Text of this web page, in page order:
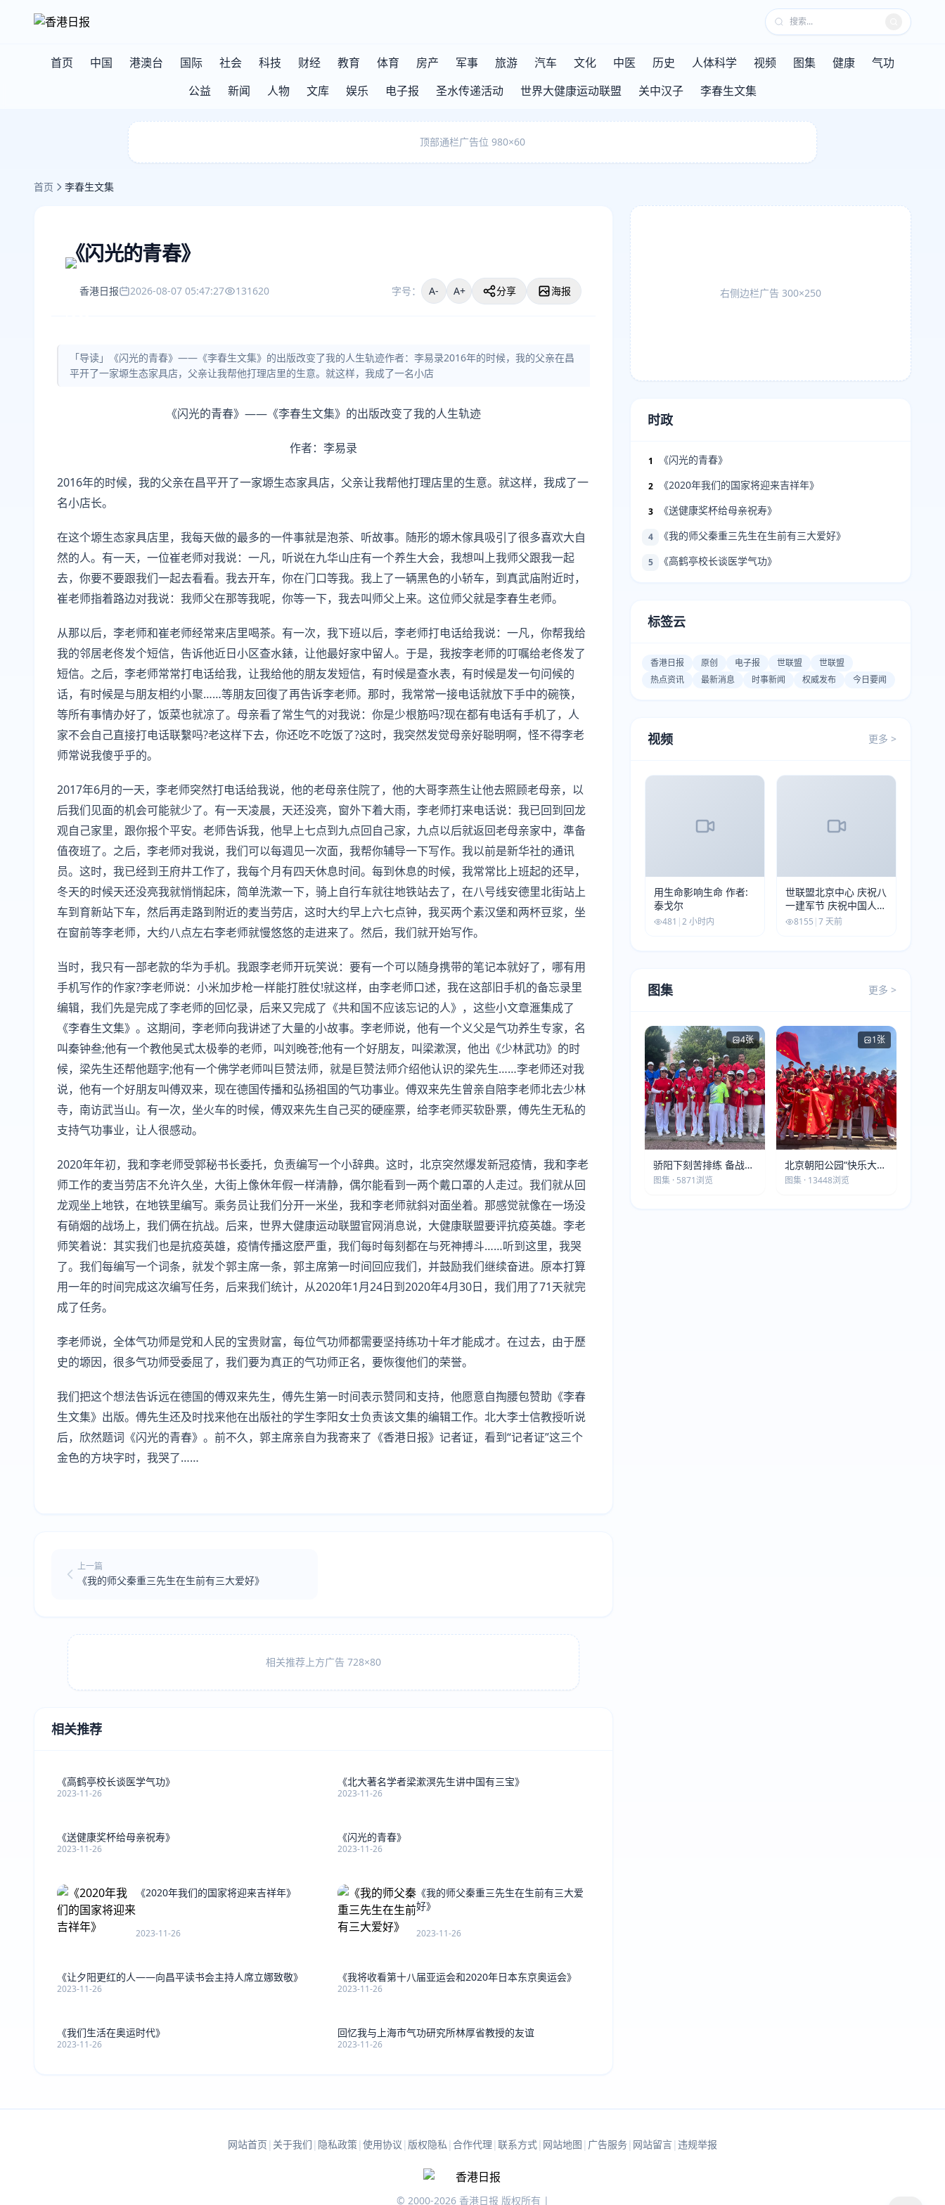
首页 中国 港澳台 国际 社会 科技 财经 教育 体育 房产 军事 旅游 汽车 文化 中医 历史 人体科学 视频 图集 健康
气功
公益
新闻 人物 文库 娱乐 电子报 圣水传递活动 世界大健康运动联盟 关中汉子 李春生文集
顶部通栏广告位 980×60
首页 李春生文集
《闪光的青春》
香港日报 2026-08-07 05:47:27 131620 字号： A- A+ 分享 海报
「导读」《闪光的青春》——《李春生文集》的出版改变了我的人生轨迹作者：李易录2016年的时候，我的父亲在昌
平开了一家塬生态家具店，父亲让我帮他打理店里的生意。就这样，我成了一名小店
《闪光的青春》——《李春生文集》的出版改变了我的人生轨迹
作者：李易录
2016年的时候，我的父亲在昌平开了一家塬生态家具店，父亲让我帮他打理店里的生意。就这样，我成了一
名小店长。
在这个塬生态家具店里，我每天做的最多的一件事就是泡茶、听故事。随形的塬木傢具吸引了很多喜欢大自
然的人。有一天，一位崔老师对我说：一凡，听说在九华山庄有一个养生大会，我想叫上我师父跟我一起
去，你要不要跟我们一起去看看。我去开车，你在门口等我。我上了一辆黑色的小轿车，到真武庙附近时，
崔老师指着路边对我说：我师父在那等我呢，你等一下，我去叫师父上来。这位师父就是李春生老师。
从那以后，李老师和崔老师经常来店里喝茶。有一次，我下班以后，李老师打电话给我说：一凡，你帮我给
我的邻居老佟发个短信，告诉他近日小区查水錶，让他最好家中留人。于是，我按李老师的叮嘱给老佟发了
短信。之后，李老师常常打电话给我，让我给他的朋友发短信，有时候是查水表，有时候是发一句问候的
话，有时候是与朋友相约小聚……等朋友回復了再告诉李老师。那时，我常常一接电话就放下手中的碗筷，
等所有事情办好了，饭菜也就凉了。母亲看了常生气的对我说：你是少根筋吗?现在都有电话有手机了，人
家不会自己直接打电话联繫吗?老这样下去，你还吃不吃饭了?这时，我突然发觉母亲好聪明啊，怪不得李老
师常说我傻乎乎的。
2017年6月的一天，李老师突然打电话给我说，他的老母亲住院了，他的大哥李燕生让他去照顾老母亲，以
后我们见面的机会可能就少了。有一天凌晨，天还没亮，窗外下着大雨，李老师打来电话说：我已回到回龙
观自己家里，跟你报个平安。老师告诉我，他早上七点到九点回自己家，九点以后就返回老母亲家中，準备
值夜班了。之后，李老师对我说，我们可以每週见一次面，我帮你辅导一下写作。我以前是新华社的通讯
员。这时，我已经到王府井工作了，我每个月有四天休息时间。每到休息的时候，我常常比上班起的还早，
冬天的时候天还没亮我就悄悄起床，简单洗漱一下，骑上自行车就往地铁站去了，在八号线安德里北街站上
车到育新站下车，然后再走路到附近的麦当劳店，这时大约早上六七点钟，我买两个素汉堡和两杯豆浆，坐
在窗前等李老师，大约八点左右李老师就慢悠悠的走进来了。然后，我们就开始写作。
当时，我只有一部老款的华为手机。我跟李老师开玩笑说：要有一个可以随身携带的笔记本就好了，哪有用
手机写作的作家?李老师说：小米加步枪一样能打胜仗!就这样，由李老师口述，我在这部旧手机的备忘录里
编辑，我们先是完成了李老师的回忆录，后来又完成了《共和国不应该忘记的人》，这些小文章滙集成了
《李春生文集》。这期间，李老师向我讲述了大量的小故事。李老师说，他有一个义父是气功养生专家，名
叫秦钟叁;他有一个教他吴式太极拳的老师，叫刘晚苍;他有一个好朋友，叫梁漱溟，他出《少林武功》的时
候，梁先生还帮他题字;他有一个佛学老师叫巨赞法师，就是巨赞法师介绍他认识的梁先生……李老师还对我
说，他有一个好朋友叫傅双来，现在德国传播和弘扬祖国的气功事业。傅双来先生曾亲自陪李老师北去少林
寺，南访武当山。有一次，坐火车的时候，傅双来先生自己买的硬座票，给李老师买软卧票，傅先生无私的
支持气功事业，让人很感动。
2020年年初，我和李老师受郭秘书长委托，负责编写一个小辞典。这时，北京突然爆发新冠疫情，我和李老
师工作的麦当劳店不允许久坐，大街上像休年假一样清静，偶尔能看到一两个戴口罩的人走过。我们就从回
龙观坐上地铁，在地铁里编写。乘务员让我们分开一米坐，我和李老师就斜对面坐着。那感觉就像在一场没
有硝烟的战场上，我们俩在抗战。后来，世界大健康运动联盟官网消息说，大健康联盟要评抗疫英雄。李老
师笑着说：其实我们也是抗疫英雄，疫情传播这麽严重，我们每时每刻都在与死神搏斗……听到这里，我哭
了。我们每编写一个词条，就发个郭主席一条，郭主席第一时间回应我们，并鼓励我们继续奋进。原本打算
用一年的时间完成这次编写任务，后来我们统计，从2020年1月24日到2020年4月30日，我们用了71天就完
成了任务。
李老师说，全体气功师是党和人民的宝贵财富，每位气功师都需要坚持练功十年才能成才。在过去，由于歷
史的塬因，很多气功师受委屈了，我们要为真正的气功师正名，要恢復他们的荣誉。
我们把这个想法告诉远在德国的傅双来先生，傅先生第一时间表示赞同和支持，他愿意自掏腰包赞助《李春
生文集》出版。傅先生还及时找来他在出版社的学生李阳女士负责该文集的编辑工作。北大李士信教授听说
后，欣然题词《闪光的青春》。前不久，郭主席亲自为我寄来了《香港日报》记者证，看到“记者证”这三个
金色的方块字时，我哭了……
上一篇
《我的师父秦重三先生在生前有三大爱好》
相关推荐上方广告 728×80
相关推荐
《高鹤亭校长谈医学气功》
2023-11-26
《北大著名学者梁漱溟先生讲中国有三宝》
2023-11-26
《送健康奖杯给母亲祝寿》
2023-11-26
《闪光的青春》
2023-11-26
《2020年我们的国家将迎来吉祥年》
2023-11-26
《我的师父秦重三先生在生前有三大爱
好》
2023-11-26
《让夕阳更红的人――向昌平读书会主持人席立娜致敬》
2023-11-26
《我将收看第十八届亚运会和2020年日本东京奥运会》
2023-11-26
《我们生活在奥运时代》
2023-11-26
回忆我与上海市气功研究所林厚省教授的友谊
2023-11-26
右侧边栏广告 300×250
时政
1 《闪光的青春》
2 《2020年我们的国家将迎来吉祥年》
3 《送健康奖杯给母亲祝寿》
4 《我的师父秦重三先生在生前有三大爱好》
5 《高鹤亭校长谈医学气功》
标签云
香港日报 原创 电子报 世联盟
世联盟
热点资讯
最新消息 时事新闻 权威发布 今日要闻
视频 更多 >
用生命影响生命 作者:
泰戈尔
481 |2 小时内
世联盟北京中心 庆祝八
一建军节 庆祝中国人民
解放军建军99周年
8155 |7 天前
图集 更多 >
4张
骄阳下刻苦排练 备战第
五届莫斯科世界大健康
图集 · 5871浏览
1张
北京朝阳公园“快乐大本
营”建党105周年庆祝活
图集 · 13448浏览
网站首页 | 关于我们 | 隐私政策| 使用协议 | 版权隐私 | 合作代理 | 联系方式| 网站地图 | 广告服务| 网站留言| 违规举报
© 2000-2026 香港日报 版权所有 |